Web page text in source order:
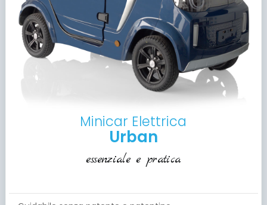
Minicar Elettrica
Urban
essenziale e pratica